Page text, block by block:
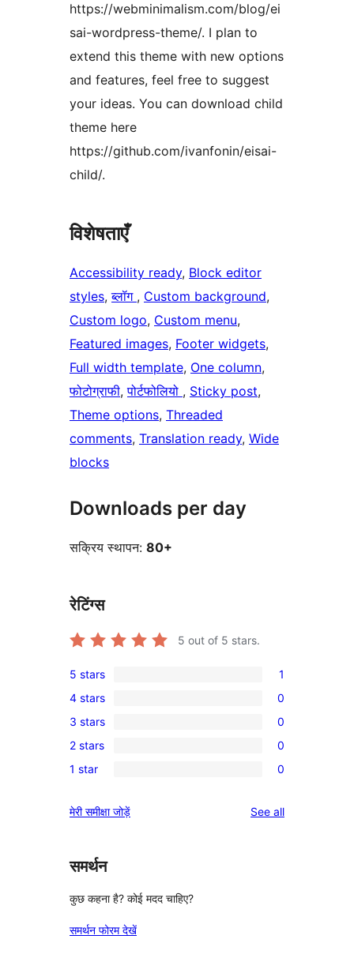
https://webminimalism.com/blog/ei
sai-wordpress-theme/. I plan to
extend this theme with new options
and features, feel free to suggest
your ideas. You can download child
theme here
https://github.com/ivanfonin/eisai-
child/.
विशेषताएँ
Accessibility ready, Block editor
styles, ब्लॉग , Custom background
Custom logo, Custom menu
Featured images, Footer widgets
Full width template, One column
फोटोग्राफी, पोर्टफोलियो , Sticky post
Theme options, Threaded
comments, Translation ready, Wide
blocks
Downloads per day
सक्रिय स्थापन: 80+
रेटिंग्स
5 out of 5 stars.
1
5-
star
review
5 stars 1
0
4-
star
reviews
4 stars 0
0
3-
star
3 stars 0
0
2-
reviews
2 stars 0
0
star
1 star 0
मेरी समीक्षा जोड़ें See allreviews
समर्थन
कुछ कहना है? कोई मदद चाहिए?
समर्थन फोरम देखें